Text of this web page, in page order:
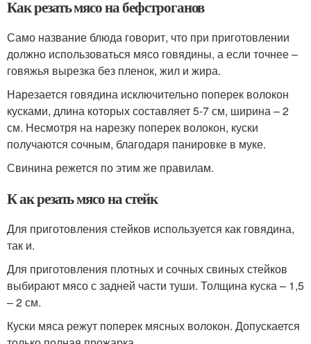
Как резать мясо на бефстроганов
Само название блюда говорит, что при приготовлении
должно использоваться мясо говядины, а если точнее –
говяжья вырезка без пленок, жил и жира.
Нарезается говядина исключительно поперек волокон
кусками, длина которых составляет 5-7 см, ширина – 2
см. Несмотря на нарезку поперек волокон, куски
получаются сочным, благодаря панировке в муке.
Свинина режется по этим же правилам.
К ак резать мясо на стейк
Для приготовления стейков используется как говядина,
так и.
Для приготовления плотных и сочных свиных стейков
выбирают мясо с задней части туши. Толщина куска – 1,5
– 2 см.
Куски мяса режут поперек мясных волокон. Допускается